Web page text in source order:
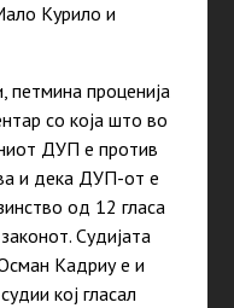
Курило и
петмина проценија
со која што во
ДУП е против
и дека ДУП-от е
од 12 гласа
Судијата
Кадриу е и
кој гласал